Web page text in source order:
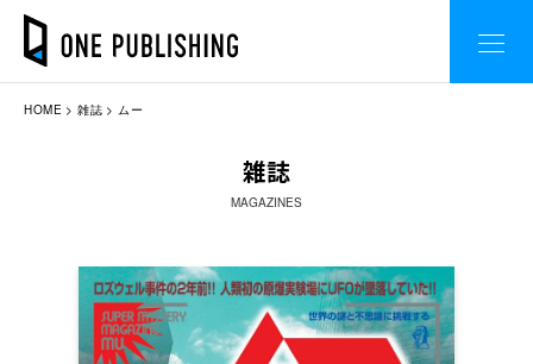
HOME 雑誌 ムー
雑誌
MAGAZINES